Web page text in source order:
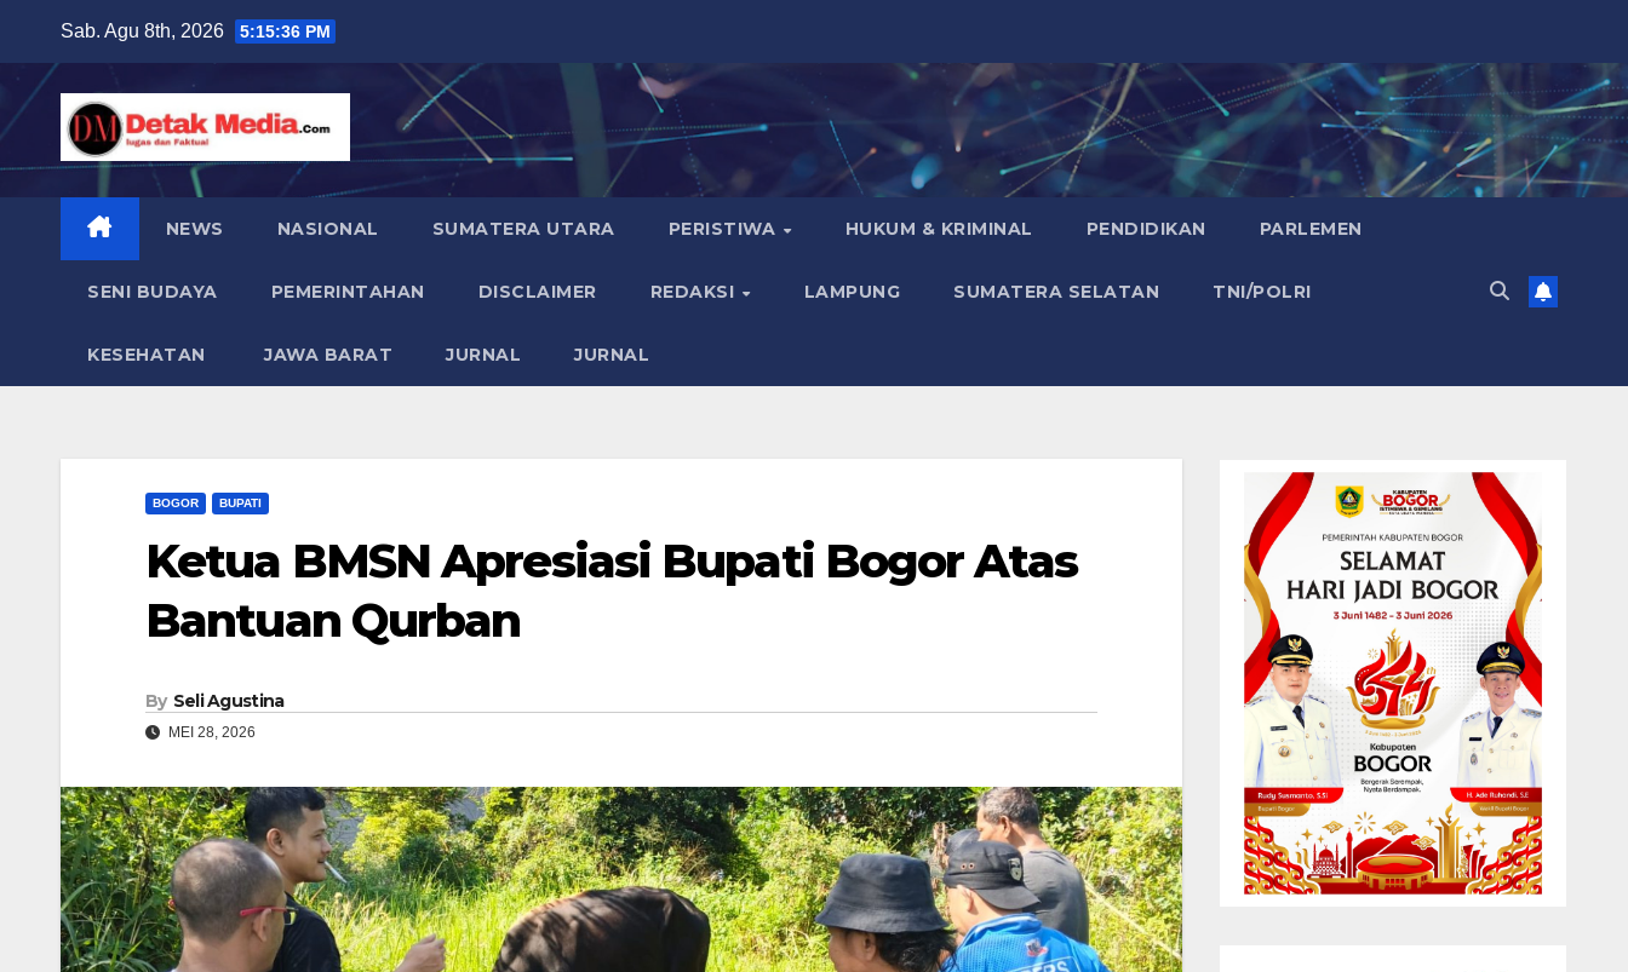
content
Sab. Agu 8th, 2026 5:15:38 PM
NEWS NASIONAL SUMATERA UTARA PERISTIWA HUKUM & KRIMINAL PENDIDIKAN PARLEMEN
SENI BUDAYA PEMERINTAHAN DISCLAIMER REDAKSI LAMPUNG SUMATERA SELATAN TNI/POLRI
KESEHATAN JAWA BARAT JURNAL JURNAL
BOGOR BUPATI
Ketua BMSN Apresiasi Bupati Bogor Atas
Bantuan Qurban
By Seli Agustina
MEI 28, 2026